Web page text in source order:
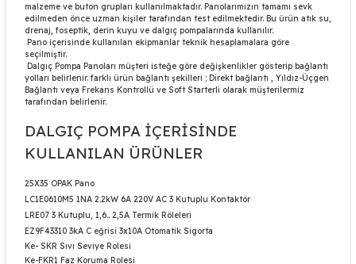
malzeme ve buton grupları kullanılmaktadır. Panolarımızın tamamı sevk
edilmeden önce uzman kişiler tarafından test edilmektedir. Bu ürün atık su,
drenaj, foseptik, derin kuyu ve dalgıç pompalarında kullanılır.
Pano içerisinde kullanılan ekipmanlar teknik hesaplamalara göre
seçilmiştir.
Dalgıç Pompa Panoları müşteri isteğe göre değişkenlikler gösterip bağlantı
yolları belirlenir. farklı ürün bağlantı şekilleri ; Direkt bağlantı , Yıldız-Üçgen
Bağlantı veya Frekans Kontrollü ve Soft Starterli olarak müşterilermiz
tarafından belirlenir.
DALGIÇ POMPA İÇERİSİNDE
KULLANILAN ÜRÜNLER
25X35 OPAK Pano
LC1E0610M5 1NA 2.2kW 6A 220V AC 3 Kutuplu Kontaktör
LRE07 3 Kutuplu, 1,6.. 2,5A Termik Röleleri
EZ9F43310 3kA C eğrisi 3x10A Otomatik Sigorta
Ke- SKR Sıvı Seviye Rolesi
Ke-FKR1 Faz Koruma Rolesi